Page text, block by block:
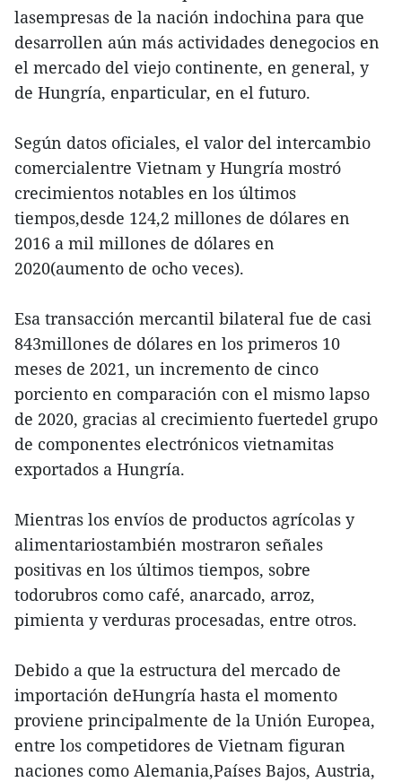
lasempresas de la nación indochina para que
desarrollen aún más actividades denegocios en
el mercado del viejo continente, en general, y
de Hungría, enparticular, en el futuro.
Según datos oficiales, el valor del intercambio
comercialentre Vietnam y Hungría mostró
crecimientos notables en los últimos
tiempos,desde 124,2 millones de dólares en
2016 a mil millones de dólares en
2020(aumento de ocho veces).
Esa transacción mercantil bilateral fue de casi
843millones de dólares en los primeros 10
meses de 2021, un incremento de cinco
porciento en comparación con el mismo lapso
de 2020, gracias al crecimiento fuertedel grupo
de componentes electrónicos vietnamitas
exportados a Hungría.
Mientras los envíos de productos agrícolas y
alimentariostambién mostraron señales
positivas en los últimos tiempos, sobre
todorubros como café, anarcado, arroz,
pimienta y verduras procesadas, entre otros.
Debido a que la estructura del mercado de
importación deHungría hasta el momento
proviene principalmente de la Unión Europea,
entre los competidores de Vietnam figuran
naciones como Alemania,Países Bajos, Austria,